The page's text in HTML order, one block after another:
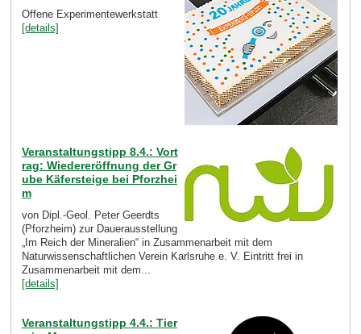
Offene Experimentewerkstatt
[details]
Veranstaltungstipp 8.4.: Vort
rag: Wiedereröffnung der Gr
ube Käfersteige bei Pforzhei
m
von Dipl.-Geol. Peter Geerdts
(Pforzheim) zur Dauerausstellung
„Im Reich der Mineralien“ in Zusammenarbeit mit dem
Naturwissenschaftlichen Verein Karlsruhe e. V. Eintritt frei in
Zusammenarbeit mit dem...
[details]
Veranstaltungstipp 4.4.: Tier